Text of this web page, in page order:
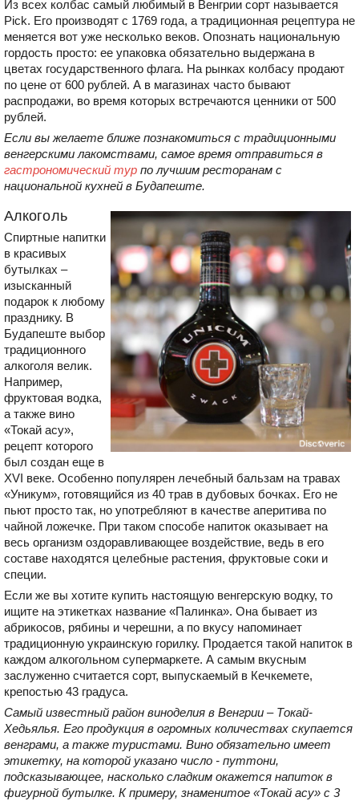
Из всех колбас самый любимый в Венгрии сорт называется
Pick. Его производят с 1769 года, а традиционная рецептура не
меняется вот уже несколько веков. Опознать национальную
гордость просто: ее упаковка обязательно выдержана в
цветах государственного флага. На рынках колбасу продают
по цене от 600 рублей. А в магазинах часто бывают
распродажи, во время которых встречаются ценники от 500
рублей.
Если вы желаете ближе познакомиться с традиционными
венгерскими лакомствами, самое время отправиться в
гастрономический тур по лучшим ресторанам с
национальной кухней в Будапеште.
Алкоголь
Спиртные напитки
в красивых
бутылках –
изысканный
подарок к любому
празднику. В
Будапеште выбор
традиционного
алкоголя велик.
Например,
фруктовая водка,
а также вино
«Токай асу»,
рецепт которого
был создан еще в
XVI веке. Особенно популярен лечебный бальзам на травах
«Уникум», готовящийся из 40 трав в дубовых бочках. Его не
пьют просто так, но употребляют в качестве аперитива по
чайной ложечке. При таком способе напиток оказывает на
весь организм оздоравливающее воздействие, ведь в его
составе находятся целебные растения, фруктовые соки и
специи.
Если же вы хотите купить настоящую венгерскую водку, то
ищите на этикетках название «Палинка». Она бывает из
абрикосов, рябины и черешни, а по вкусу напоминает
традиционную украинскую горилку. Продается такой напиток в
каждом алкогольном супермаркете. А самым вкусным
заслуженно считается сорт, выпускаемый в Кечкемете,
крепостью 43 градуса.
Самый известный район виноделия в Венгрии – Токай-
Хедьялья. Его продукция в огромных количествах скупается
венграми, а также туристами. Вино обязательно имеет
этикетку, на которой указано число - путтони,
подсказывающее, насколько сладким окажется напиток в
фигурной бутылке. К примеру, знаменитое «Токай асу» с 3